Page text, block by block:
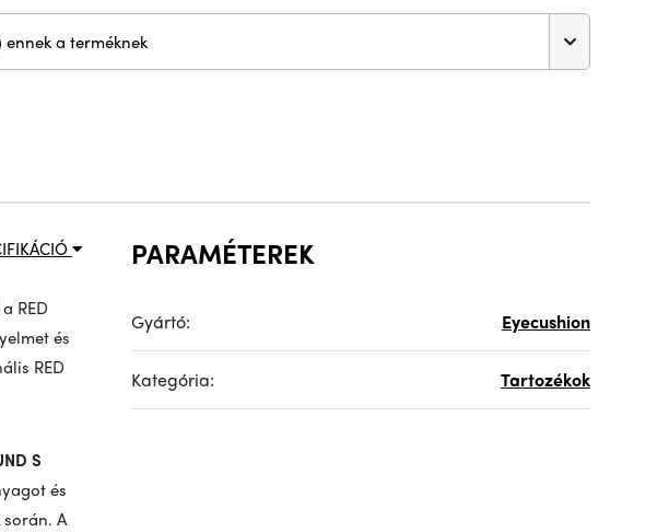
ennek a terméknek
RED
és
RED
S
és
A
PARAMÉTEREK
Gyártó: Eyecushion
Kategória: Tartozékok